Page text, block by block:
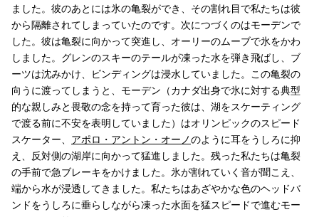
ました。彼のあとには氷の亀裂ができ、その割れ目で私たちは彼
から隔離されてしまっていたのです。次につづくのはモーデンで
した。彼は亀裂に向かって突進し、オーリーのムーブで氷をかわ
しました。グレンのスキーのテールが凍った水を弾き飛ばし、ブ
ーツは沈みかけ、ビンディングは浸水していました。この亀裂の
向うに渡ってしまうと、モーデン（カナダ出身で氷に対する典型
的な親しみと畏敬の念を持って育った彼は、湖をスケーティング
で渡る前に不安を表明していました）はオリンピックのスピード
スケーター、 アポロ・アントン・オーノのように耳をうしろに抑
え、反対側の湖岸に向かって猛進しました。残った私たちは亀裂
の手前で急ブレーキをかけました。氷が割れていく音が聞こえ、
端から水が浸透してきました。私たちはあざやかな色のヘッドバ
ンドをうしろに垂らしながら凍った水面を猛スピードで進むモー